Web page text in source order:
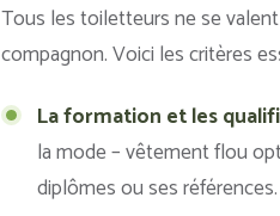
Tous les toiletteurs ne se
compagnon. Voici les critères
La formation et les
la mode – vêtement flou
diplômes ou ses références.